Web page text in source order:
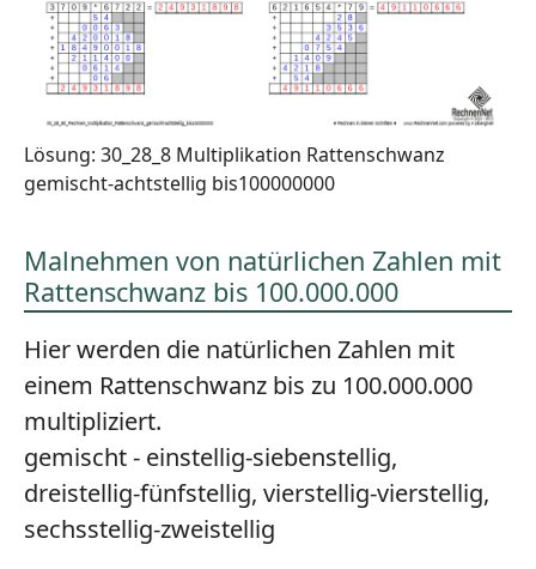
Lösung: 30_28_8 Multiplikation Rattenschwanz
gemischt-achtstellig bis100000000
Malnehmen von natürlichen Zahlen mit
Rattenschwanz bis 100.000.000
Hier werden die natürlichen Zahlen mit
einem Rattenschwanz bis zu 100.000.000
multipliziert.
gemischt - einstellig-siebenstellig,
dreistellig-fünfstellig, vierstellig-vierstellig,
sechsstellig-zweistellig